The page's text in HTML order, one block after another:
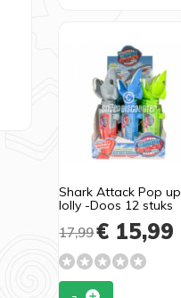
Shark Attack Pop up
lolly -Doos 12 stuks
17,99€ 15,99